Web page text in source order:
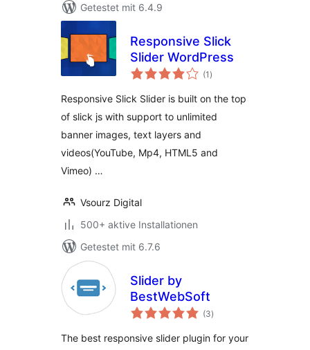
Getestet mit 6.4.9
Responsive Slick
Slider WordPress
(1 Bewertungen
insgesamt
)
Responsive Slick Slider is built on the top
of slick js with support to unlimited
banner images, text layers and
videos(YouTube, Mp4, HTML5 and
Vimeo) …
Vsourz Digital
500+ aktive Installationen
Getestet mit 6.7.6
Slider by
BestWebSoft
(3Bewertungen
insgesamt
)
The best responsive slider plugin for your